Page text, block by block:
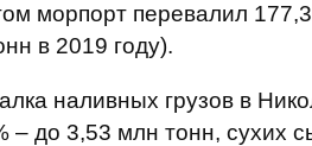
морпорт перевалил
в 2019 году).
наливных грузов в
– до 3,53 млн тонн, сухих